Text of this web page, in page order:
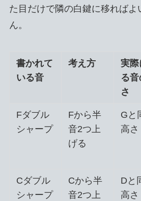
た目だけで隣の白鍵に移ればよ
ん。
書かれて
いる音
考え方
実
る
さ
Fダブル
シャープ
Fから半
音2つ上
げる
Gと
高さ
Cダブル
シャープ
Cから半
音2つ上
Dと
高さ